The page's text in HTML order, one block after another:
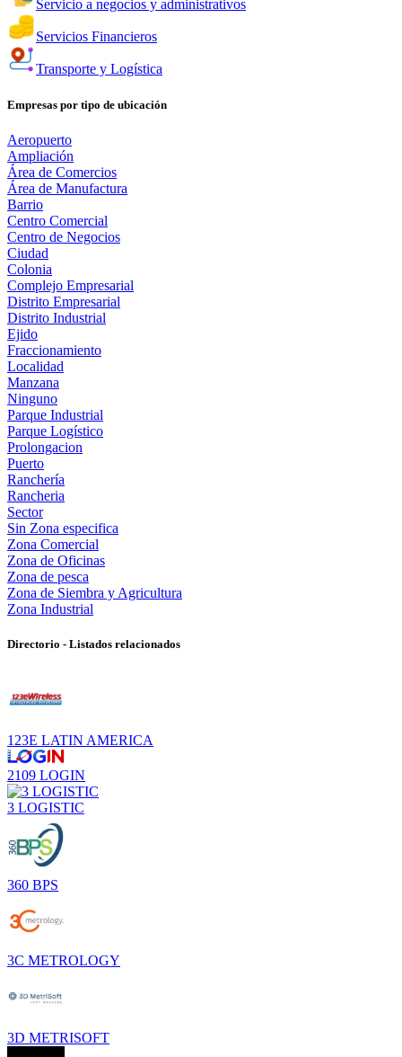
Servicio a negocios y administrativos
Servicios Financieros
Transporte y Logística
Empresas por tipo de ubicación
Aeropuerto
Ampliación
Área de Comercios
Área de Manufactura
Barrio
Centro Comercial
Centro de Negocios
Ciudad
Colonia
Complejo Empresarial
Distrito Empresarial
Distrito Industrial
Ejido
Fraccionamiento
Localidad
Manzana
Ninguno
Parque Industrial
Parque Logístico
Prolongacion
Puerto
Ranchería
Rancheria
Sector
Sin Zona especifica
Zona Comercial
Zona de Oficinas
Zona de pesca
Zona de Siembra y Agricultura
Zona Industrial
Directorio - Listados relacionados
123E LATIN AMERICA
2109 LOGIN
3 LOGISTIC
360 BPS
3C METROLOGY
3D METRISOFT